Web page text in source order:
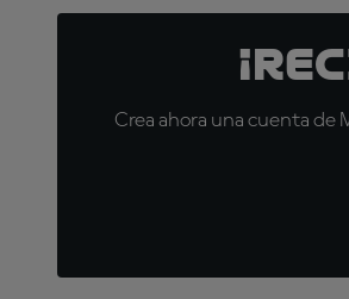
Crea ahora una cuenta de